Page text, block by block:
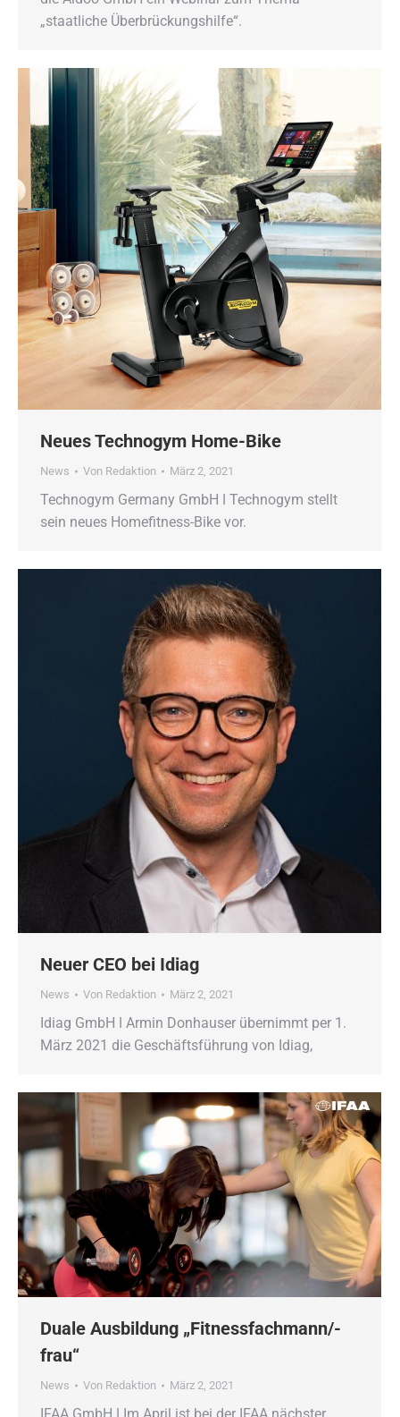
„staatliche Überbrückungshilfe“.
Neues Technogym Home-Bike
News Von Redaktion März 2, 2021
Technogym Germany GmbH ǀ Technogym stellt
sein neues Homefitness-Bike vor.
Neuer CEO bei Idiag
News Von Redaktion März 2, 2021
Idiag GmbH ǀ Armin Donhauser übernimmt per 1.
März 2021 die Geschäftsführung von Idiag,
Duale Ausbildung „Fitnessfachmann/-
frau“
News Von Redaktion März 2, 2021